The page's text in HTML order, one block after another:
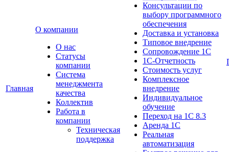
Главная
О компании
О нас
Cтатусы
компании
Система
менеджмента
качества
Коллектив
Работа в
компании
Техническая
поддержка
Консультации по
выбору программного
обеспечения
Доставка и установка
Типовое внедрение
Сопровождение 1С
1С-Отчетность
Стоимость услуг
Комплексное
внедрение
Индивидуальное
обучение
Переход на 1С 8.3
Аренда 1С
Реальная
автоматизация